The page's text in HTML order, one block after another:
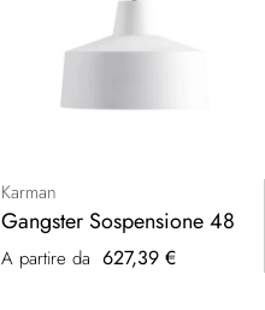
Karman
Gangster Sospensione 48
A partire da 627,39 €